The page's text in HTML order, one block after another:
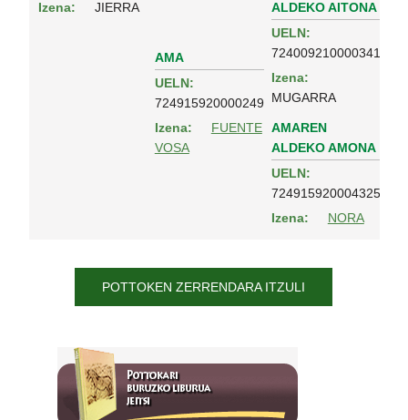
Izena:
JIERRA
AMA
UELN:
724915920000249
Izena:
FUENTE
VOSA
ALDEKO AITONA
UELN:
724009210000341
Izena:
MUGARRA
AMAREN
ALDEKO AMONA
UELN:
724915920004325
Izena:
NORA
POTTOKEN ZERRENDARA ITZULI